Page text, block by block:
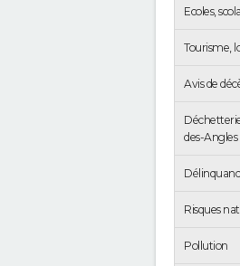
Ecoles,
Tourisme,
Avis de
des-Angles
Risques
Pollution